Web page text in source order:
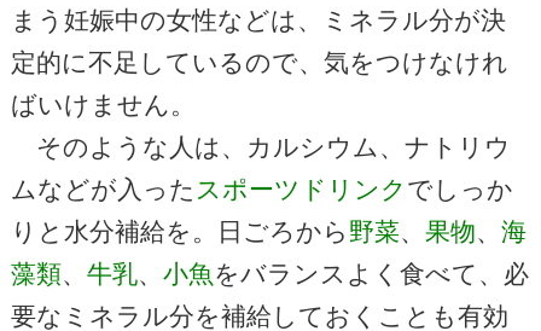
まう妊娠中の女性などは、ミネラル分が決
定的に不足しているので、気をつけなけれ
ばいけません。
そのような人は、カルシウム、ナトリウ
ムなどが入った スポーツドリンク でしっか
りと水分補給を。日ごろから 野菜、 果物、 海
藻類、 牛乳、 小魚をバランスよく食べて、必
要なミネラル分を補給しておくことも有効